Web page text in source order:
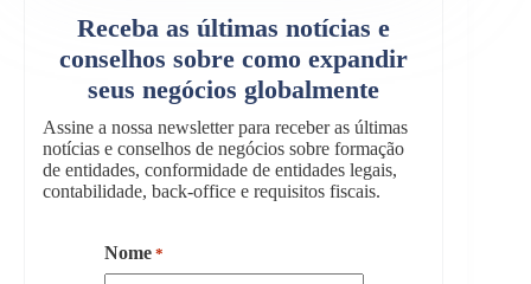
Receba as últimas notícias e
conselhos sobre como expandir
seus negócios globalmente
Assine a nossa newsletter para receber as últimas
notícias e conselhos de negócios sobre formação
de entidades, conformidade de entidades legais,
contabilidade, back-office e requisitos fiscais.
Nome *